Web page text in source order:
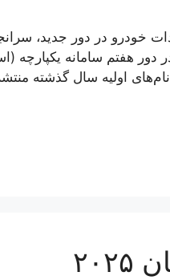
خودرو در دور جدید،
اولیه سال گذشته